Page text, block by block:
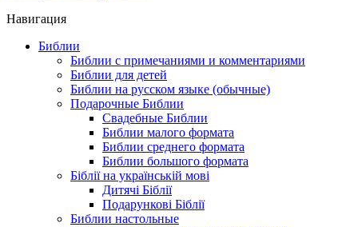
Навигация
Библии
Библии с примечаниями и комментариями
Библии для детей
Библии на русском языке (обычные)
Подарочные Библии
Свадебные Библии
Библии малого формата
Библии среднего формата
Библии большого формата
Біблії на українській мові
Дитячі Біблії
Подарункові Біблії
Библии настольные